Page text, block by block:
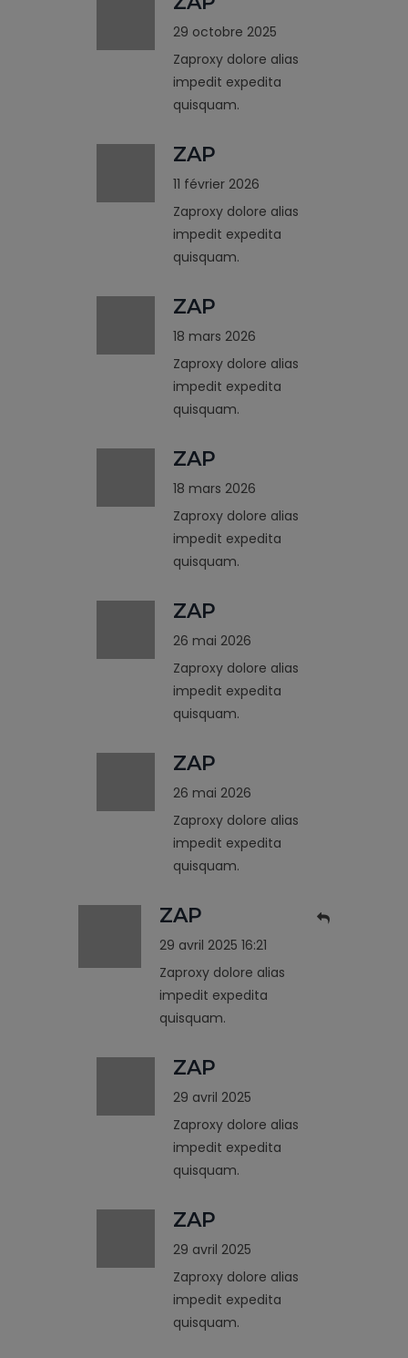
29 octobre 2025
Zaproxy dolore alias
impedit expedita
quisquam.
ZAP
11 février 2026
Zaproxy dolore alias
impedit expedita
quisquam.
ZAP
18 mars 2026
Zaproxy dolore alias
impedit expedita
quisquam.
ZAP
18 mars 2026
Zaproxy dolore alias
impedit expedita
quisquam.
ZAP
26 mai 2026
Zaproxy dolore alias
impedit expedita
quisquam.
ZAP
26 mai 2026
Zaproxy dolore alias
impedit expedita
quisquam.
ZAP
29 avril 2025 16:21
Zaproxy dolore alias
impedit expedita
quisquam.
ZAP
29 avril 2025
Zaproxy dolore alias
impedit expedita
quisquam.
ZAP
29 avril 2025
Zaproxy dolore alias
impedit expedita
quisquam.